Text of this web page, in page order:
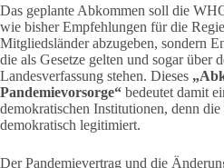
Das geplante Abkommen soll die
wie bisher Empfehlungen für die
Mitgliedsländer abzugeben, sondern
die als Gesetze gelten und sogar über
Landesverfassung stehen. Dieses
Pandemievorsorge“ bedeutet damit
demokratischen Institutionen, denn
demokratisch legitimiert.
Der Pandemievertrag und die